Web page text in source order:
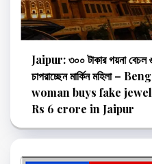
Jaipur: ৩০০ টাকার গয়না বেচল
চাপরাচ্ছেন মার্কিন মহিলা –
woman buys fake
Rs 6 crore in Jaipur